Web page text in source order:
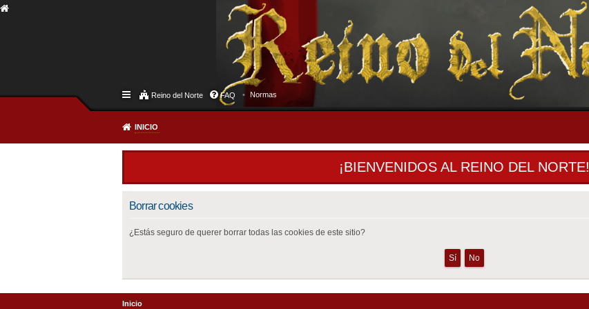
Reino del Norte FAQ Normas
INICIO
¡BIENVENIDOS AL REINO DEL NORTE!
Borrar cookies
¿Estás seguro de querer borrar todas las cookies de este sitio?
Inicio